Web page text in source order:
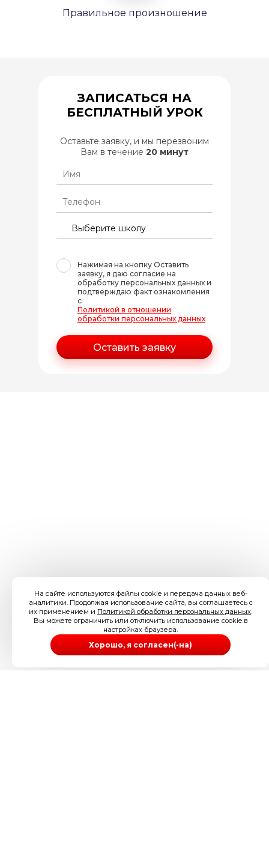
Правильное произношение
ЗАПИСАТЬСЯ НА
БЕСПЛАТНЫЙ УРОК
Оставьте заявку, и мы перезвоним
Вам в течение 20 минут
Нажимая на кнопку Оставить
заявку, я даю согласие на
обработку персональных данных и
подтверждаю факт ознакомления
с
Политикой в отношении
обработки персональных данных
На сайте используются файлы cookie и передача данных веб-
аналитики. Продолжая использование сайта, вы соглашаетесь с
их применением и Политикой обработки персональных данных.
Вы можете ограничить или отключить использование cookie в
настройках браузера.
Хорошо, я согласен(-на)